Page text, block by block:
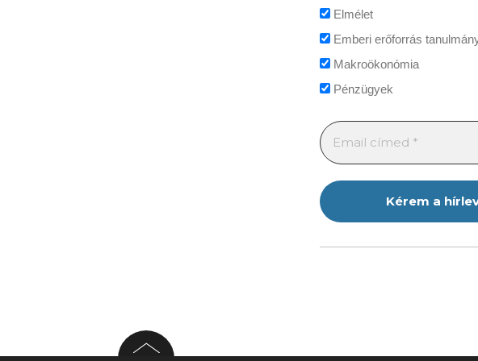
Elmélet
Emberi erőforrás
Makroökonómia
Pénzügyek